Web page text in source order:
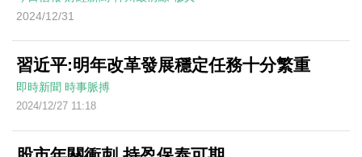
2024/12/31
習近平:明年改革發展穩定任務十分繁重
即時新聞 時事脈搏
2024/12/27 11:18